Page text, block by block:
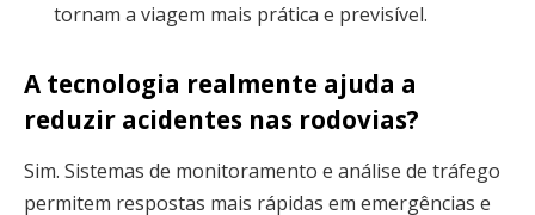
tornam a viagem mais prática e previsível.
A tecnologia realmente ajuda a
reduzir acidentes nas rodovias?
Sim. Sistemas de monitoramento e análise de tráfego
permitem respostas mais rápidas em emergências e